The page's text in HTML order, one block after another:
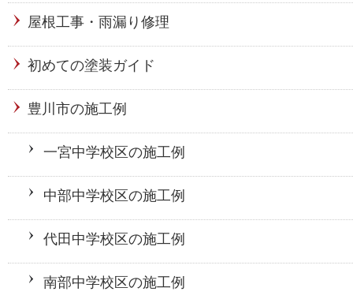
屋根工事・雨漏り修理
初めての塗装ガイド
豊川市の施工例
一宮中学校区の施工例
中部中学校区の施工例
代田中学校区の施工例
南部中学校区の施工例